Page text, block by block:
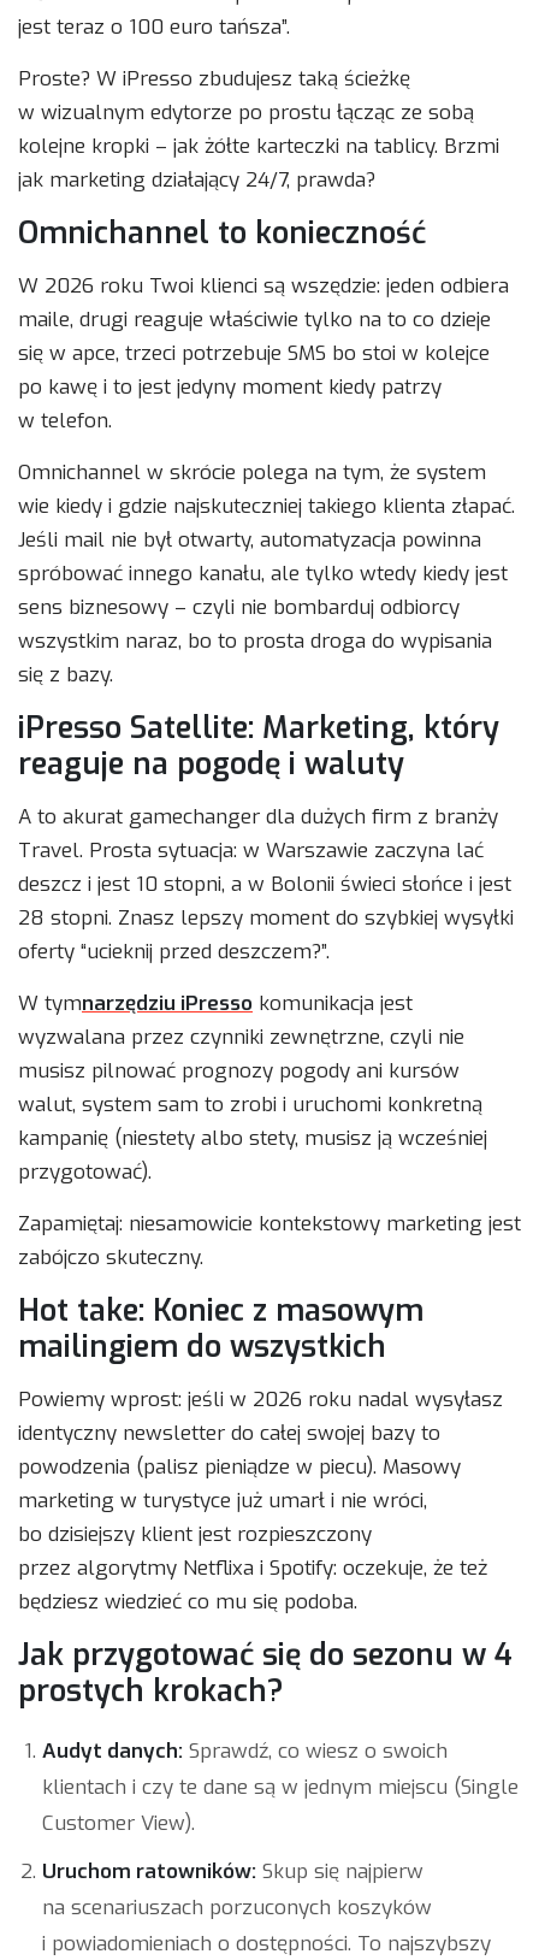
jest teraz o 100 euro tańsza”.
Proste? W iPresso zbudujesz taką ścieżkę
w wizualnym edytorze po prostu łącząc ze sobą
kolejne kropki – jak żółte karteczki na tablicy. Brzmi
jak marketing działający 24/7, prawda?
Omnichannel to konieczność
W 2026 roku Twoi klienci są wszędzie: jeden odbiera
maile, drugi reaguje właściwie tylko na to co dzieje
się w apce, trzeci potrzebuje SMS bo stoi w kolejce
po kawę i to jest jedyny moment kiedy patrzy
w telefon.
Omnichannel w skrócie polega na tym, że system
wie kiedy i gdzie najskuteczniej takiego klienta złapać.
Jeśli mail nie był otwarty, automatyzacja powinna
spróbować innego kanału, ale tylko wtedy kiedy jest
sens biznesowy – czyli nie bombarduj odbiorcy
wszystkim naraz, bo to prosta droga do wypisania
się z bazy.
iPresso Satellite: Marketing, który
reaguje na pogodę i waluty
A to akurat gamechanger dla dużych firm z branży
Travel. Prosta sytuacja: w Warszawie zaczyna lać
deszcz i jest 10 stopni, a w Bolonii świeci słońce i jest
28 stopni. Znasz lepszy moment do szybkiej wysyłki
oferty “ucieknij przed deszczem?”.
W tymnarzędziu iPresso komunikacja jest
wyzwalana przez czynniki zewnętrzne, czyli nie
musisz pilnować prognozy pogody ani kursów
walut, system sam to zrobi i uruchomi konkretną
kampanię (niestety albo stety, musisz ją wcześniej
przygotować).
Zapamiętaj: niesamowicie kontekstowy marketing jest
zabójczo skuteczny.
Hot take: Koniec z masowym
mailingiem do wszystkich
Powiemy wprost: jeśli w 2026 roku nadal wysyłasz
identyczny newsletter do całej swojej bazy to
powodzenia (palisz pieniądze w piecu). Masowy
marketing w turystyce już umarł i nie wróci,
bo dzisiejszy klient jest rozpieszczony
przez algorytmy Netflixa i Spotify: oczekuje, że też
będziesz wiedzieć co mu się podoba.
Jak przygotować się do sezonu w 4
prostych krokach?
Audyt danych: Sprawdź, co wiesz o swoich
klientach i czy te dane są w jednym miejscu (Single
Customer View).
Uruchom ratowników: Skup się najpierw
na scenariuszach porzuconych koszyków
i powiadomieniach o dostępności. To najszybszy